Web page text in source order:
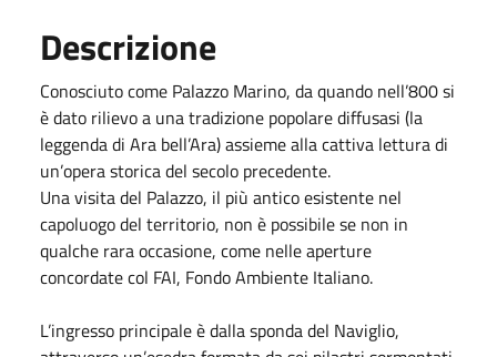
Descrizione
Conosciuto come Palazzo Marino, da quando nell’800 si
è dato rilievo a una tradizione popolare diffusasi (la
leggenda di Ara bell’Ara) assieme alla cattiva lettura di
un’opera storica del secolo precedente.
Una visita del Palazzo, il più antico esistente nel
capoluogo del territorio, non è possibile se non in
qualche rara occasione, come nelle aperture
concordate col FAI, Fondo Ambiente Italiano.
L’ingresso principale è dalla sponda del Naviglio,